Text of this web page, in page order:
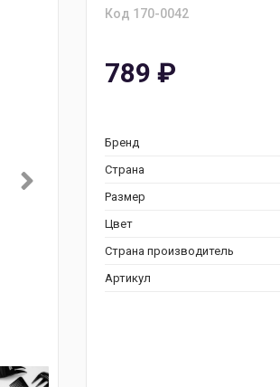
Код 170-0042
789 ₽
Бренд
Страна
Размер
Цвет
Страна производитель
Артикул